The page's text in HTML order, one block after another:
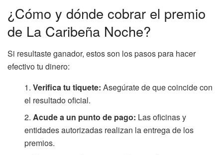
¿Cómo y dónde cobrar el premio
de La Caribeña Noche?
Si resultaste ganador, estos son los pasos para hacer
efectivo tu dinero:
Verifica tu tiquete: Asegúrate de que coincide con
el resultado oficial.
Acude a un punto de pago: Las oficinas y
entidades autorizadas realizan la entrega de los
premios.